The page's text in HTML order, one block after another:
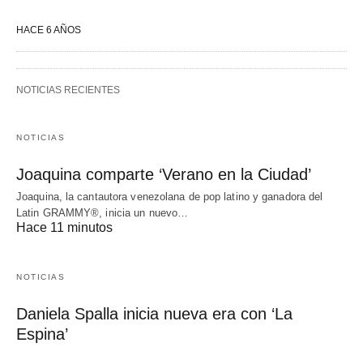
HACE 6 AÑOS
NOTICIAS RECIENTES
NOTICIAS
Joaquina comparte ‘Verano en la Ciudad’
Joaquina, la cantautora venezolana de pop latino y ganadora del
Latin GRAMMY®, inicia un nuevo…
Hace 11 minutos
NOTICIAS
Daniela Spalla inicia nueva era con ‘La
Espina’